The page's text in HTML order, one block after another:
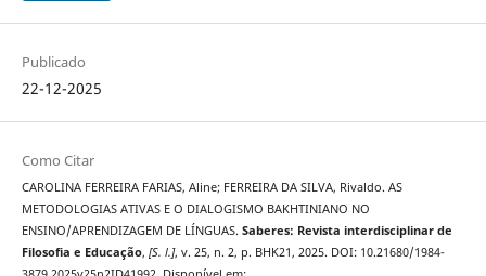
Publicado
22-12-2025
Como Citar
CAROLINA FERREIRA FARIAS, Aline; FERREIRA DA SILVA, Rivaldo. AS
METODOLOGIAS ATIVAS E O DIALOGISMO BAKHTINIANO NO
ENSINO/APRENDIZAGEM DE LÍNGUAS. Saberes: Revista interdisciplinar de
Filosofia e Educação, [S. l.], v. 25, n. 2, p. BHK21, 2025. DOI: 10.21680/1984-